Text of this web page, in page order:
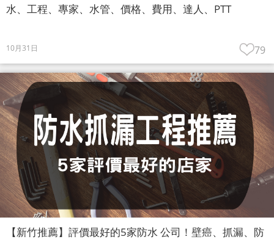
水、工程、專家、水管、價格、費用、達人、PTT
10月31日 79
【新竹推薦】評價最好的5家防水 公司！壁癌、抓漏、防